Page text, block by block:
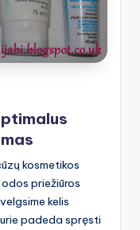
kosmetikos
priežiūros
kelis
padeda spręsti